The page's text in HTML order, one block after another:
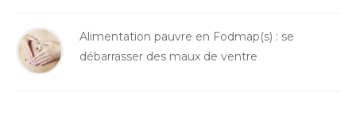
Alimentation pauvre en Fodmap(s) : se
débarrasser des maux de ventre